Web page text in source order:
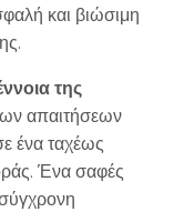
και βιώσιμη
της
απαιτήσεων
ένα ταχέως
Ένα σαφές